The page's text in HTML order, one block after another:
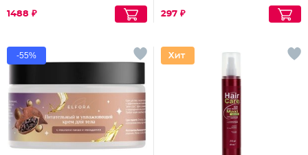
1488 ₽ 297 ₽
-55%